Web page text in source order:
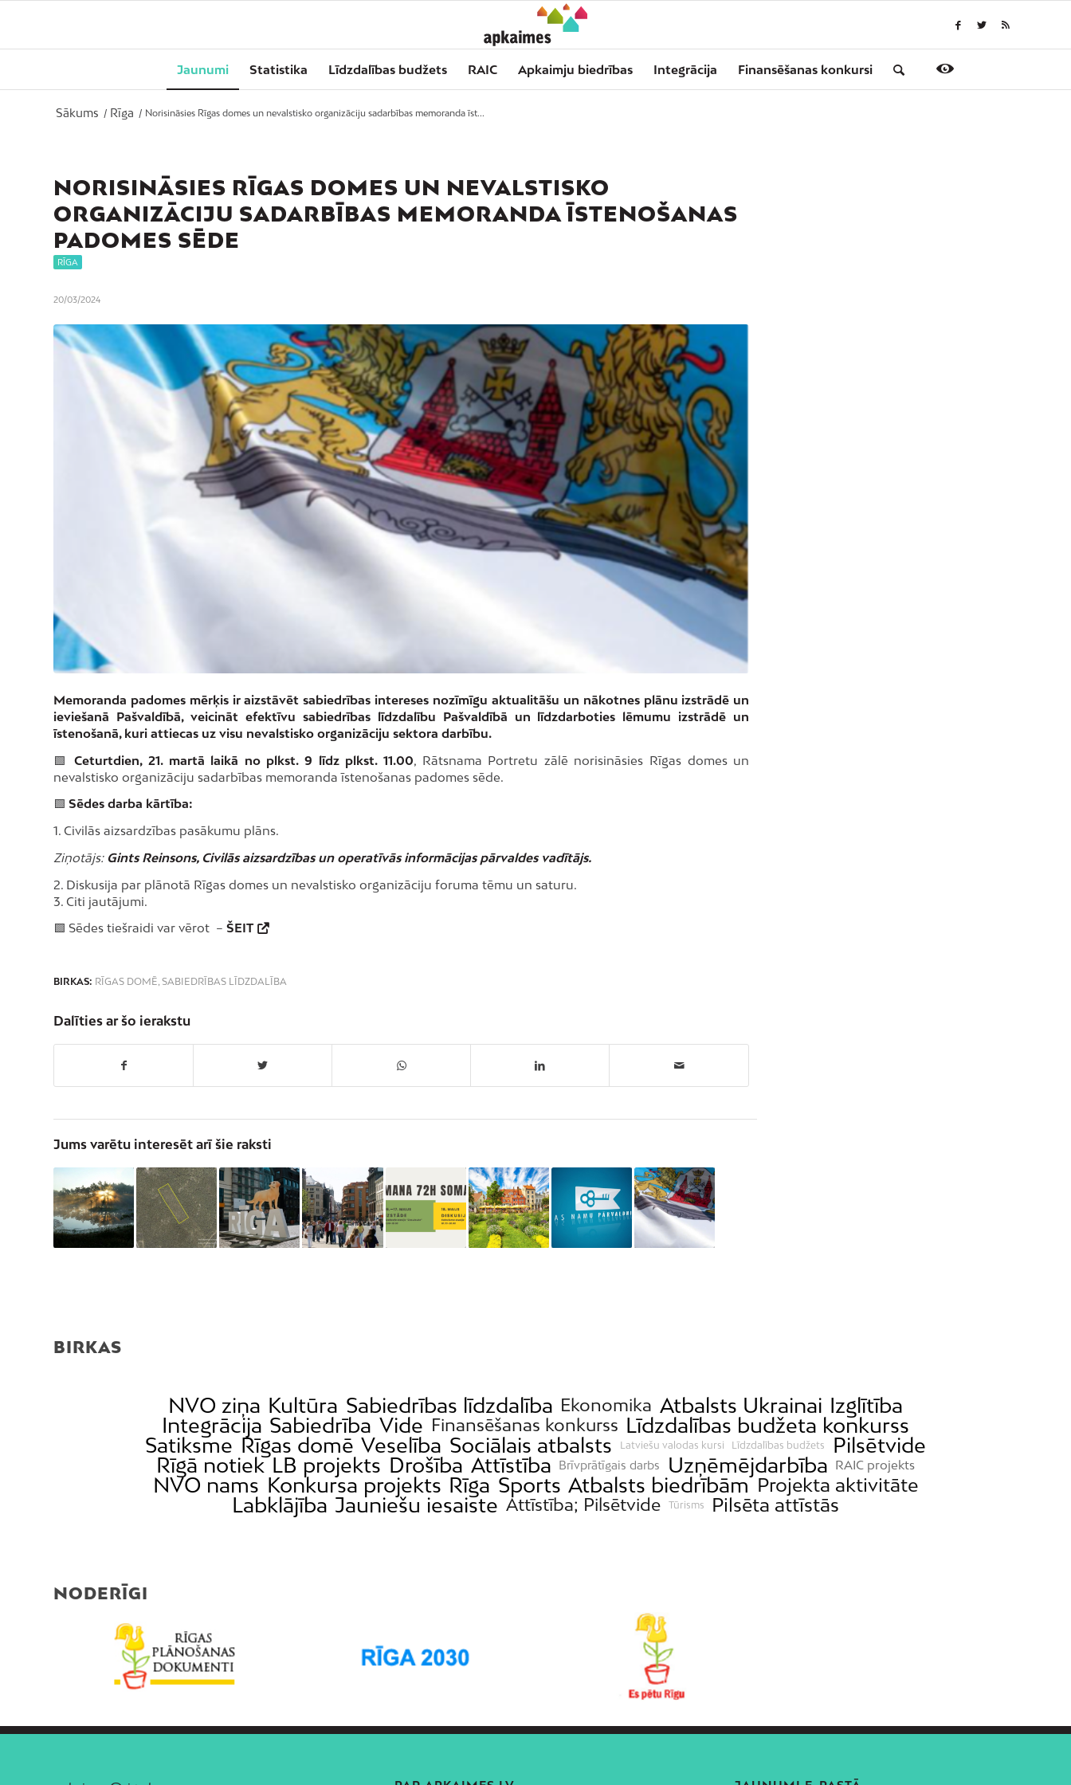
Jaunumi Statistika Līdzdalības budžets RAIC Apkaimju biedrības Integrācija Finansēšanas konkursi
Sākums / Rīga / Norisināsies Rīgas domes un nevalstisko organizāciju sadarbības memoranda īst...
NORISINĀSIES RĪGAS DOMES UN NEVALSTISKO
ORGANIZĀCIJU SADARBĪBAS MEMORANDA ĪSTENOŠANAS
PADOMES SĒDE
RĪGA
20/03/2024
Memoranda padomes mērķis ir aizstāvēt sabiedrības intereses nozīmīgu aktualitāšu un nākotnes plānu izstrādē un
ieviešanā Pašvaldībā, veicināt efektīvu sabiedrības līdzdalību Pašvaldībā un līdzdarboties lēmumu izstrādē un
īstenošanā, kuri attiecas uz visu nevalstisko organizāciju sektora darbību.
🟩Ceturtdien, 21. martā laikā no plkst. 9 līdz plkst. 11.00 , Rātsnama Portretu zālē norisināsies Rīgas domes un
nevalstisko organizāciju sadarbības memoranda īstenošanas padomes sēde.
🟩 Sēdes darba kārtība:
1. Civilās aizsardzības pasākumu plāns.
Ziņotājs: Gints Reinsons, Civilās aizsardzības un operatīvās informācijas pārvaldes vadītājs.
2. Diskusija par plānotā Rīgas domes un nevalstisko organizāciju foruma tēmu un saturu.
3. Citi jautājumi.
🟩 Sēdes tiešraidi var vērot – ŠEIT
BIRKAS: RĪGAS DOMĒ, SABIEDRĪBAS LĪDZDALĪBA
Dalīties ar šo ierakstu
Jums varētu interesēt arī šie raksti
BIRKAS
NVO ziņa Kultūra Sabiedrības līdzdalība Ekonomika Atbalsts Ukrainai Izglītība
Integrācija Sabiedrība Vide Finansēšanas konkurss Līdzdalības budžeta konkurss
Satiksme Rīgas domē Veselība Sociālais atbalsts Latviešu valodas kursi Līdzdalības budžets
Pilsētvide
Rīgā notiek LB projekts Drošība Attīstība Brīvprātīgais darbs Uzņēmējdarbība RAIC projekts
NVO nams Konkursa projekts Rīga Sports Atbalsts biedrībām Projekta aktivitāte
Labklājība Jauniešu iesaiste Attīstība; Pilsētvide Tūrisms Pilsēta attīstās
NODERĪGI